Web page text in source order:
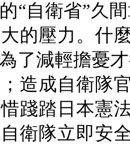
“自衛省”久
的壓力。什
了減輕擔憂
造成自衛隊
踐踏日本憲
衛隊立即安